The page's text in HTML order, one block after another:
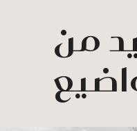
من